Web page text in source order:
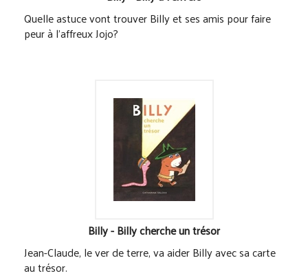
Quelle astuce vont trouver Billy et ses amis pour faire
peur à l'affreux Jojo?
Billy - Billy cherche un trésor
Jean-Claude, le ver de terre, va aider Billy avec sa carte
au trésor.